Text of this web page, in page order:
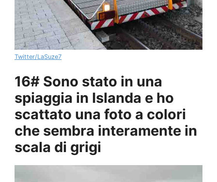
Twitter/LaSuze7
16# Sono stato in una
spiaggia in Islanda e ho
scattato una foto a colori
che sembra interamente in
scala di grigi